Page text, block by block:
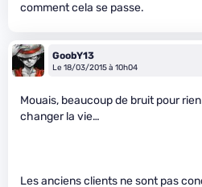
comment cela se passe.
GoobY13
Le 18/03/2015 à 10h04
Mouais, beaucoup de bruit pour
changer la vie…
Les anciens clients ne sont pas